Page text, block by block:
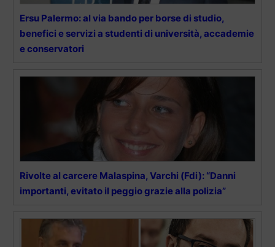
Ersu Palermo: al via bando per borse di studio,
benefici e servizi a studenti di università, accademie
e conservatori
Rivolte al carcere Malaspina, Varchi (Fdi): “Danni
importanti, evitato il peggio grazie alla polizia”